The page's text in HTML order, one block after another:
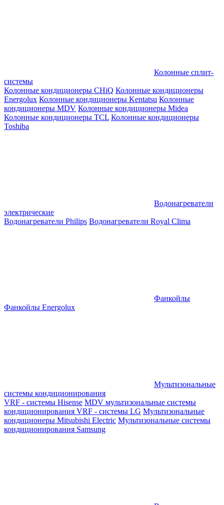
Колонные сплит-
системы
Колонные кондиционеры CHiQ Колонные кондиционеры
Energolux Колонные кондиционеры Kentatsu Колонные
кондиционеры MDV Колонные кондиционеры Midea
Колонные кондиционеры TCL Колонные кондиционеры
Toshiba
Водонагреватели
электрические
Водонагреватели Philips Водонагреватели Royal Clima
Фанкойлы
Фанкойлы Energolux
Мультизональные
системы кондиционирования
VRF - системы Hisense MDV мультизональные системы
кондиционирования VRF - системы LG Мультизональные
кондиционеры Mitsubishi Electric Мультизональные системы
кондиционирования Samsung